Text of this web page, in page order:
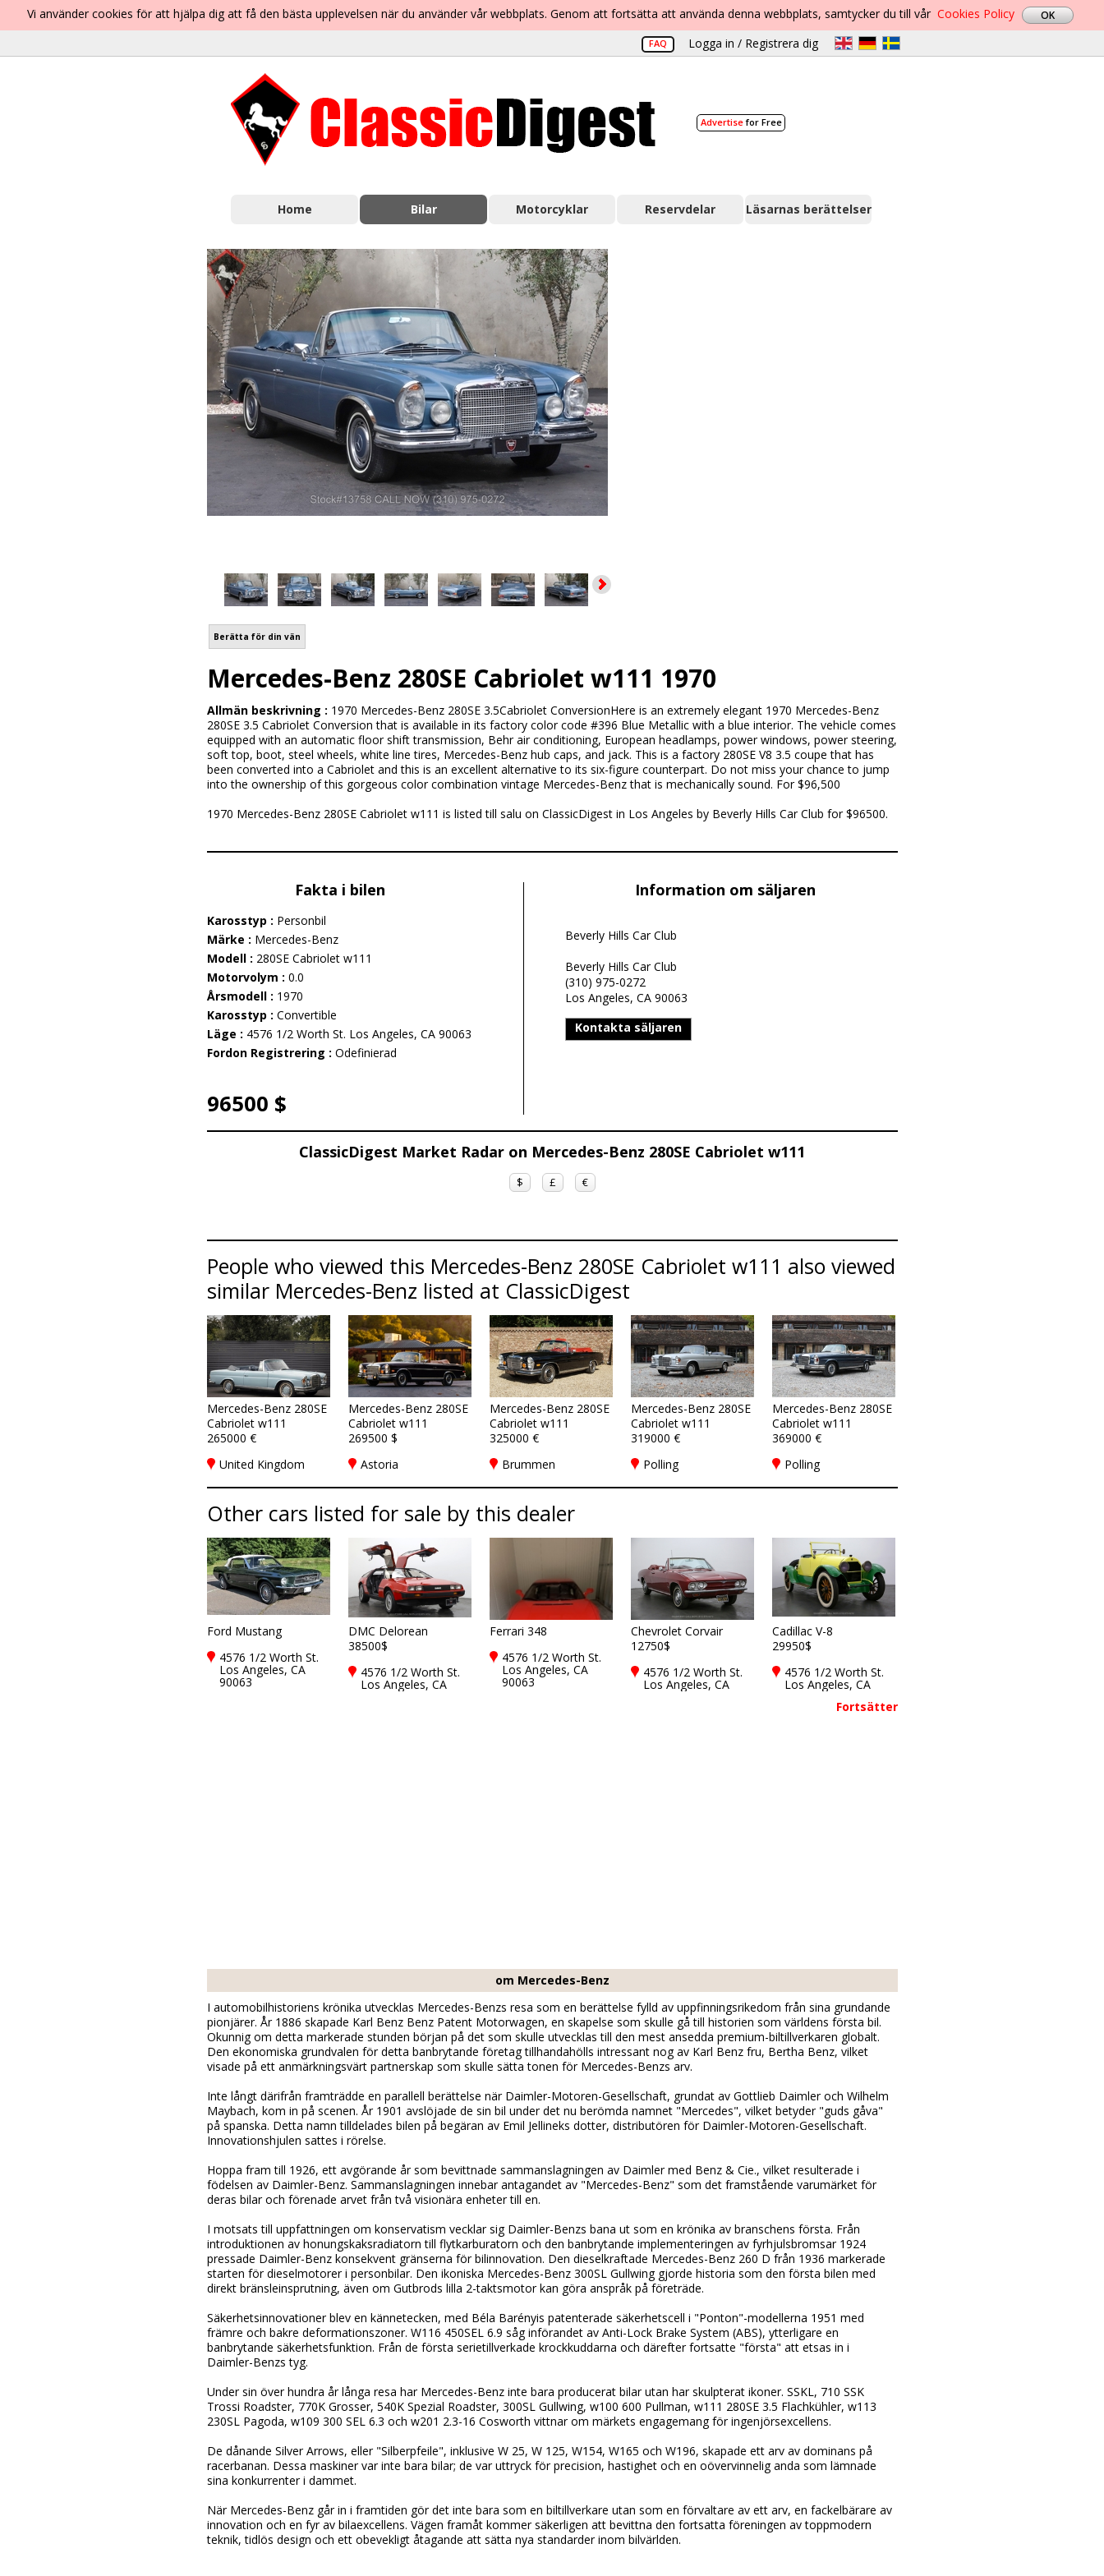
Vi använder cookies för att hjälpa dig att få den bästa upplevelsen när du använder vår webbplats. Genom att fortsätta att använda denna webbplats, samtycker du till vår Cookies Policy
FAQ Logga in / Registrera dig
Advertisefor Free
Home Bilar Motorcyklar Reservdelar Läsarnas berättelser
Berätta för din vän
Mercedes-Benz 280SE Cabriolet w111 1970
Allmän beskrivning : 1970 Mercedes-Benz 280SE 3.5Cabriolet ConversionHere is an extremely elegant 1970 Mercedes-Benz
280SE 3.5 Cabriolet Conversion that is available in its factory color code #396 Blue Metallic with a blue interior. The vehicle comes
equipped with an automatic floor shift transmission, Behr air conditioning, European headlamps, power windows, power steering,
soft top, boot, steel wheels, white line tires, Mercedes-Benz hub caps, and jack. This is a factory 280SE V8 3.5 coupe that has
been converted into a Cabriolet and this is an excellent alternative to its six-figure counterpart. Do not miss your chance to jump
into the ownership of this gorgeous color combination vintage Mercedes-Benz that is mechanically sound. For $96,500
1970 Mercedes-Benz 280SE Cabriolet w111 is listed till salu on ClassicDigest in Los Angeles by Beverly Hills Car Club for $96500.
Fakta i bilen
Karosstyp : Personbil
Märke : Mercedes-Benz
Modell : 280SE Cabriolet w111
Motorvolym : 0.0
Årsmodell : 1970
Karosstyp : Convertible
Läge : 4576 1/2 Worth St. Los Angeles, CA 90063
Fordon Registrering : Odefinierad
96500 $
Information om säljaren
Beverly Hills Car Club
Beverly Hills Car Club
(310) 975-0272
Los Angeles, CA 90063
Kontakta säljaren
ClassicDigest Market Radar on Mercedes-Benz 280SE Cabriolet w111
$ £ €
People who viewed this Mercedes-Benz 280SE Cabriolet w111 also viewed
similar Mercedes-Benz listed at ClassicDigest
Mercedes-Benz 280SE
Cabriolet w111
265000 €
United Kingdom
Mercedes-Benz 280SE
Cabriolet w111
269500 $
Astoria
Mercedes-Benz 280SE
Cabriolet w111
325000 €
Brummen
Mercedes-Benz 280SE
Cabriolet w111
319000 €
Polling
Mercedes-Benz 280SE
Cabriolet w111
369000 €
Polling
Other cars listed for sale by this dealer
Ford Mustang
4576 1/2 Worth St.
Los Angeles, CA
90063
DMC Delorean
38500$
4576 1/2 Worth St.
Los Angeles, CA
Ferrari 348
4576 1/2 Worth St.
Los Angeles, CA
90063
Chevrolet Corvair
12750$
4576 1/2 Worth St.
Los Angeles, CA
Cadillac V-8
29950$
4576 1/2 Worth St.
Los Angeles, CA
Fortsätter
om Mercedes-Benz
I automobilhistoriens krönika utvecklas Mercedes-Benzs resa som en berättelse fylld av uppfinningsrikedom från sina grundande
pionjärer. År 1886 skapade Karl Benz Benz Patent Motorwagen, en skapelse som skulle gå till historien som världens första bil.
Okunnig om detta markerade stunden början på det som skulle utvecklas till den mest ansedda premium-biltillverkaren globalt.
Den ekonomiska grundvalen för detta banbrytande företag tillhandahölls intressant nog av Karl Benz fru, Bertha Benz, vilket
visade på ett anmärkningsvärt partnerskap som skulle sätta tonen för Mercedes-Benzs arv.
Inte långt därifrån framträdde en parallell berättelse när Daimler-Motoren-Gesellschaft, grundat av Gottlieb Daimler och Wilhelm
Maybach, kom in på scenen. År 1901 avslöjade de sin bil under det nu berömda namnet "Mercedes", vilket betyder "guds gåva"
på spanska. Detta namn tilldelades bilen på begäran av Emil Jellineks dotter, distributören för Daimler-Motoren-Gesellschaft.
Innovationshjulen sattes i rörelse.
Hoppa fram till 1926, ett avgörande år som bevittnade sammanslagningen av Daimler med Benz & Cie., vilket resulterade i
födelsen av Daimler-Benz. Sammanslagningen innebar antagandet av "Mercedes-Benz" som det framstående varumärket för
deras bilar och förenade arvet från två visionära enheter till en.
I motsats till uppfattningen om konservatism vecklar sig Daimler-Benzs bana ut som en krönika av branschens första. Från
introduktionen av honungskaksradiatorn till flytkarburatorn och den banbrytande implementeringen av fyrhjulsbromsar 1924
pressade Daimler-Benz konsekvent gränserna för bilinnovation. Den dieselkraftade Mercedes-Benz 260 D från 1936 markerade
starten för dieselmotorer i personbilar. Den ikoniska Mercedes-Benz 300SL Gullwing gjorde historia som den första bilen med
direkt bränsleinsprutning, även om Gutbrods lilla 2-taktsmotor kan göra anspråk på företräde.
Säkerhetsinnovationer blev en kännetecken, med Béla Barényis patenterade säkerhetscell i "Ponton"-modellerna 1951 med
främre och bakre deformationszoner. W116 450SEL 6.9 såg införandet av Anti-Lock Brake System (ABS), ytterligare en
banbrytande säkerhetsfunktion. Från de första serietillverkade krockkuddarna och därefter fortsatte "första" att etsas in i
Daimler-Benzs tyg.
Under sin över hundra år långa resa har Mercedes-Benz inte bara producerat bilar utan har skulpterat ikoner. SSKL, 710 SSK
Trossi Roadster, 770K Grosser, 540K Spezial Roadster, 300SL Gullwing, w100 600 Pullman, w111 280SE 3.5 Flachkühler, w113
230SL Pagoda, w109 300 SEL 6.3 och w201 2.3-16 Cosworth vittnar om märkets engagemang för ingenjörsexcellens.
De dånande Silver Arrows, eller "Silberpfeile", inklusive W 25, W 125, W154, W165 och W196, skapade ett arv av dominans på
racerbanan. Dessa maskiner var inte bara bilar; de var uttryck för precision, hastighet och en oövervinnelig anda som lämnade
sina konkurrenter i dammet.
När Mercedes-Benz går in i framtiden gör det inte bara som en biltillverkare utan som en förvaltare av ett arv, en fackelbärare av
innovation och en fyr av bilaexcellens. Vägen framåt kommer säkerligen att bevittna den fortsatta föreningen av toppmodern
teknik, tidlös design och ett obevekligt åtagande att sätta nya standarder inom bilvärlden.